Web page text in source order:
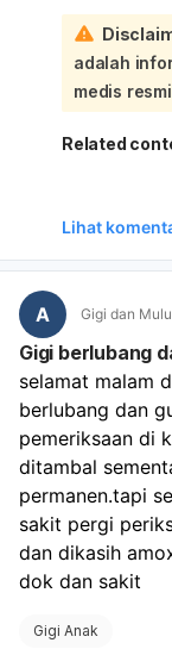
Konsumsi es
dingin untuk
Konsumsi 2
Hindari
Rutin
dokter gigi
rumahan
Menjaga
gigi secara
Melakukan
Berkumur
mulut yang
atau
perawatan
adalah
medis
Related
Lihat
A Gigi dan
Gigi berlubang
selamat malam
berlubang dan
pemeriksaan di
ditambal
permanen.tapi
sakit pergi
dan dikasih
dok dan sakit
Gigi Anak